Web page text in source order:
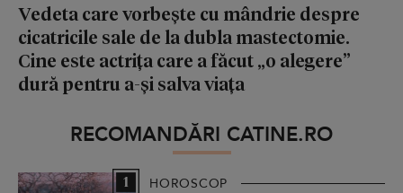
Vedeta care vorbește cu mândrie despre
cicatricile sale de la dubla mastectomie.
Cine este actrița care a făcut „o alegere”
dură pentru a-și salva viața
RECOMANDĂRI CATINE.RO
1 HOROSCOP